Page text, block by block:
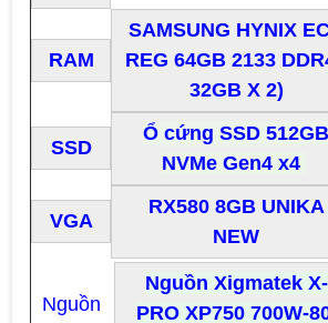
RAM
SAMSUNG HYNIX
REG 64GB 2133
32GB X 2)
SSD
Ổ cứng SSD 512GB
NVMe Gen4 x4
VGA
RX580 8GB UNIKA
NEW
Nguồn
Nguồn Xigmatek X-
PRO XP750 700W-